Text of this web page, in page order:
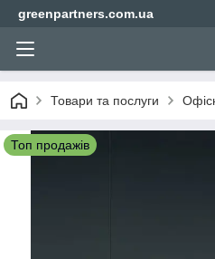
greenpartners.com.ua
Товари та послуги
Топ продажів